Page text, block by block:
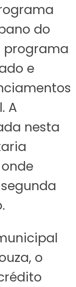
do
programa
e
A
nesta
o